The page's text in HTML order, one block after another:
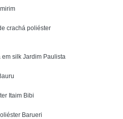
Pará
crachá poliéster
silk Jardim Paulista
Itaim Bibi
Barueri